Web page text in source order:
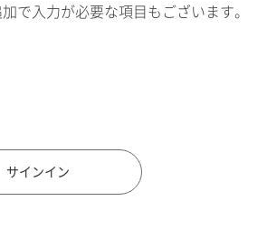
住所検索
で入力が必要な項目もございます。
サインイン